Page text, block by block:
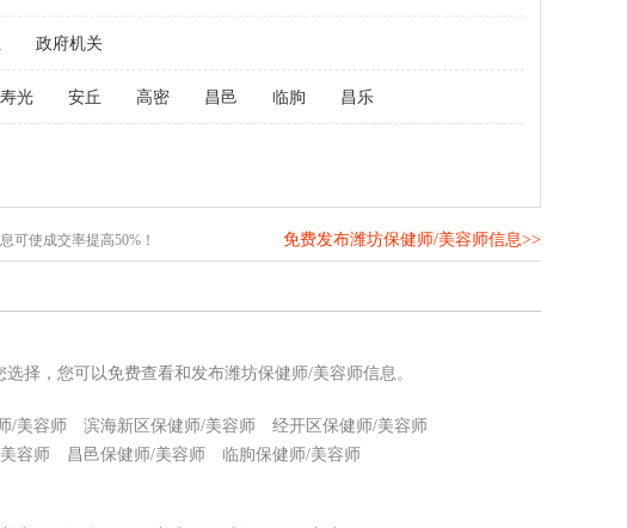
政府机关
寿光 安丘 高密 昌邑 临朐 昌乐
可使成交率提高50%！ 免费发布潍坊保健师/美容师信息>>
择，您可以免费查看和发布潍坊保健师/美容师信息。
/美容师 滨海新区保健师/美容师
经开区保健师/美容师
容师 昌邑保健师/美容师
临朐保健师/美容师